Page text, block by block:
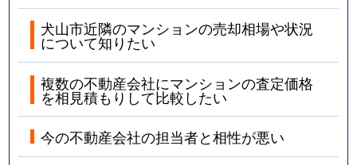
犬山市近隣のマンションの売却相場や状況
について知りたい
複数の不動産会社にマンションの査定価格
を相見積もりして比較したい
今の不動産会社の担当者と相性が悪い